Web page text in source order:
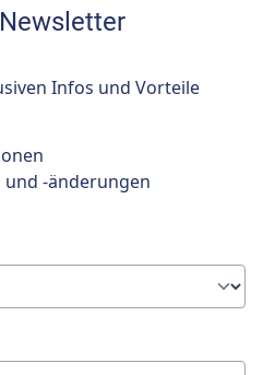
Infos und Vorteile
-änderungen